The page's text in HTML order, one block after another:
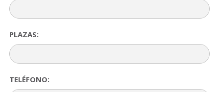
PLAZAS:
TELÉFONO: